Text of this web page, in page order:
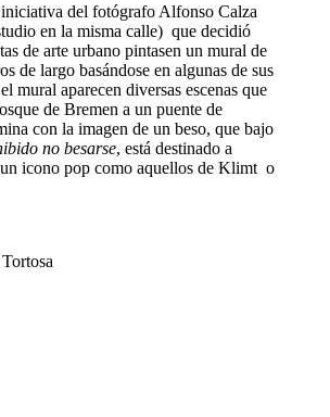
iniciativa del fotógrafo Alfonso Calza
en la misma calle) que decidió
de arte urbano pintasen un mural de
de largo basándose en algunas de sus
mural aparecen diversas escenas que
de Bremen a un puente de
con la imagen de un beso, que bajo
no besarse, está destinado a
icono pop como aquellos de Klimt o